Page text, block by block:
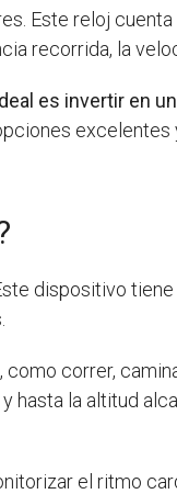
Este reloj cuenta
recorrida, la
es invertir en
dispositivo
correr,
la altitud
el ritmo